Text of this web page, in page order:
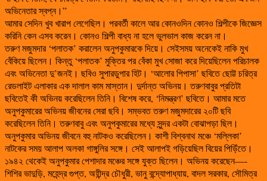
অভিনেতার স্বপ্ন।”
আমার সেদিন খুব খারাপ লেগেছিল। পরবর্তী কালে আর কোনওদিন কোনও শিল্পীকে জিজ্ঞেস
করিনি কেন এসব করেন। কোনও শিল্পী বাধ্য না হলে ভুলভাল কাজ করেন না।
তরুণ মজুমদার ‘পলাতক’ করালেন অনুপকুমারকে দিয়ে। সেইসময় অনেকেই নাকি মুখ
বেঁকিয়ে ছিলেন। কিন্তু ‘পলাতক’ মুক্তির পর বেঁকা মুখ সোজা করে দিয়েছিলেন পরিচালক
এবং অভিনেতা দু’জনই। ছবিও সুপারডুপার হিট। ‘আলোর পিপাসা’ ছবিতে ছোট্ট চরিত্র
রেডলাইট এলাকার এক দালাল কাম মাস্তান। দুর্দান্ত অভিনয়। তরুণবাবুর প্রতিটা
ছবিতেই কী অভিনয় করেছিলেন তিনি। বিশেষ করে, ‘নিমন্ত্রণ’ ছবিতে। আমার মতে
অনুপকুমারের অভিনয় জীবনের সেরা ছবি। সম্ভবত তরুণ মজুমদারের ২০টি ছবি
করেছিলেন তিনি। তরুণবাবু এবং অনুপকুমারের মধ্যে সুন্দর একটা বোঝাপড়া ছিল।
অনুপকুমার অভিনয় জীবনে বহু নাটকও করেছিলেন। কাশী বিশ্বনাথ মঞ্চে ‘মল্লিকা’
নাটকের সময় আলাপ অলকা গাঙ্গুলির সঙ্গে। সেই আলাপই গড়িয়েছিল বিয়ের পিড়িঁতে।
১৯৪২ থেকেই অনুপকুমার পেশাদার মঞ্চের সঙ্গে যুক্ত ছিলেন। অভিনয় করেছেন—-
শিশির ভাদুড়ি, মহেন্দ্র গুপ্ত, অহীন্দ্র চৌধুরী, ভানু বন্দ্যোপাধ্যায়, বাদল সরকার, সৌমিত্র